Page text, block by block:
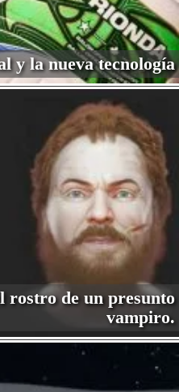
y la nueva tecnología
rostro de un presunto
vampiro.